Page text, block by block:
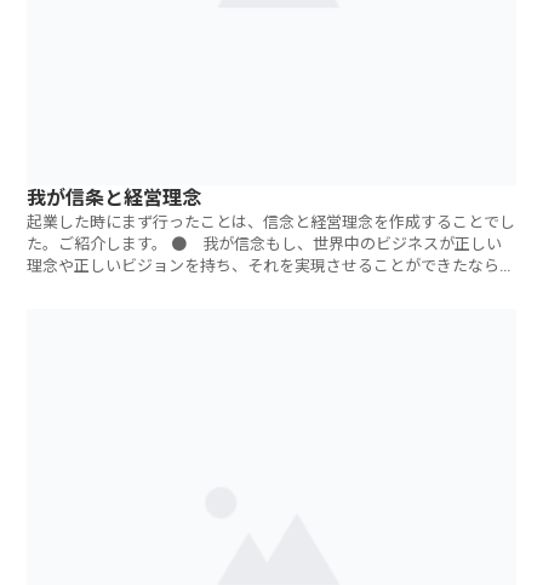
我が信条と経営理念
起業した時にまず行ったことは、信念と経営理念を作成することでし
た。ご紹介します。 ● 我が信念もし、世界中のビジネスが正しい
理念や正しいビジョンを持ち、それを実現させることができたなら